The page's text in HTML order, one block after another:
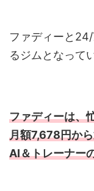
ファディーと
るジムとなって
ファディーは、
月額7,678円か
AI＆トレーナー